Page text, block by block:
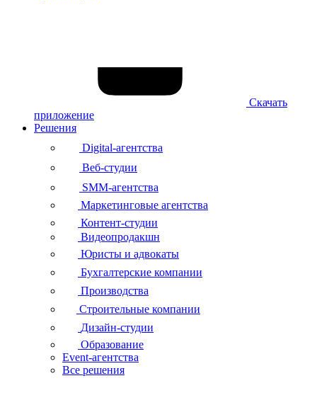
Скачать
приложение
Решения
Digital-агентства
Веб-студии
SMM-агентства
Маркетинговые агентства
Контент-студии
Видеопродакшн
Юристы и адвокаты
Бухгалтерские компании
Производства
Строительные компании
Дизайн-студии
Образование
Event-агентства
Все решения